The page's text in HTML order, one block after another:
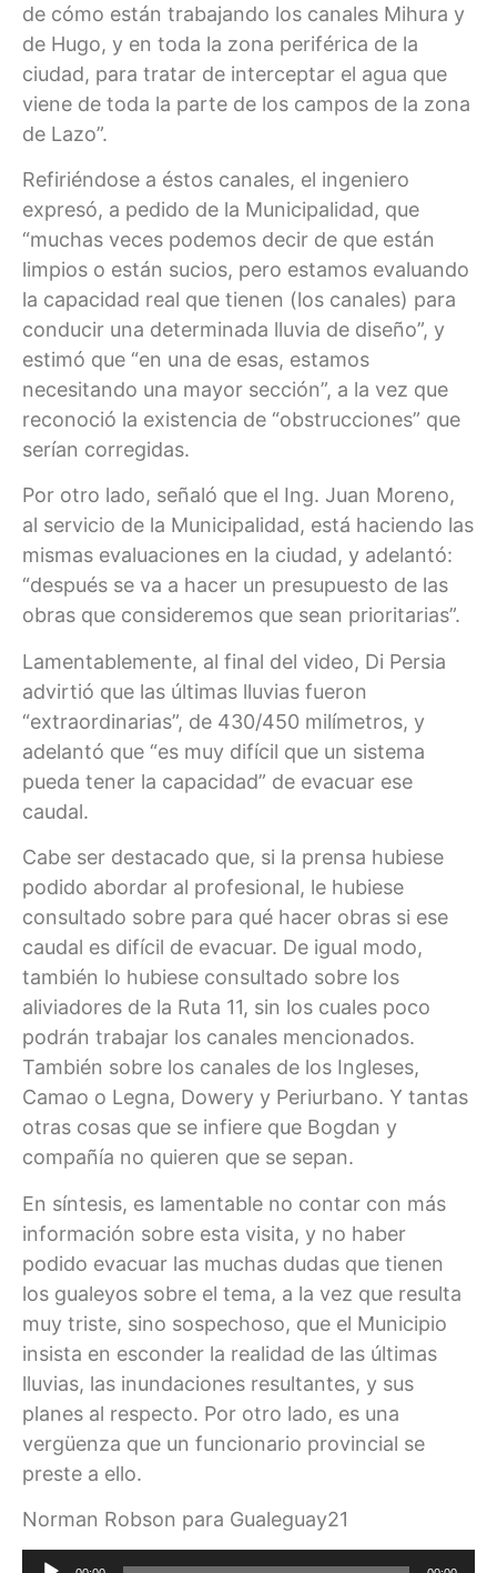
de cómo están trabajando los canales Mihura y
de Hugo, y en toda la zona periférica de la
ciudad, para tratar de interceptar el agua que
viene de toda la parte de los campos de la zona
de Lazo”.
Refiriéndose a éstos canales, el ingeniero
expresó, a pedido de la Municipalidad, que
“muchas veces podemos decir de que están
limpios o están sucios, pero estamos evaluando
la capacidad real que tienen (los canales) para
conducir una determinada lluvia de diseño”, y
estimó que “en una de esas, estamos
necesitando una mayor sección”, a la vez que
reconoció la existencia de “obstrucciones” que
serían corregidas.
Por otro lado, señaló que el Ing. Juan Moreno,
al servicio de la Municipalidad, está haciendo las
mismas evaluaciones en la ciudad, y adelantó:
“después se va a hacer un presupuesto de las
obras que consideremos que sean prioritarias”.
Lamentablemente, al final del video, Di Persia
advirtió que las últimas lluvias fueron
“extraordinarias”, de 430/450 milímetros, y
adelantó que “es muy difícil que un sistema
pueda tener la capacidad” de evacuar ese
caudal.
Cabe ser destacado que, si la prensa hubiese
podido abordar al profesional, le hubiese
consultado sobre para qué hacer obras si ese
caudal es difícil de evacuar. De igual modo,
también lo hubiese consultado sobre los
aliviadores de la Ruta 11, sin los cuales poco
podrán trabajar los canales mencionados.
También sobre los canales de los Ingleses,
Camao o Legna, Dowery y Periurbano. Y tantas
otras cosas que se infiere que Bogdan y
compañía no quieren que se sepan.
En síntesis, es lamentable no contar con más
información sobre esta visita, y no haber
podido evacuar las muchas dudas que tienen
los gualeyos sobre el tema, a la vez que resulta
muy triste, sino sospechoso, que el Municipio
insista en esconder la realidad de las últimas
lluvias, las inundaciones resultantes, y sus
planes al respecto. Por otro lado, es una
vergüenza que un funcionario provincial se
preste a ello.
Norman Robson para Gualeguay21
Reproductor